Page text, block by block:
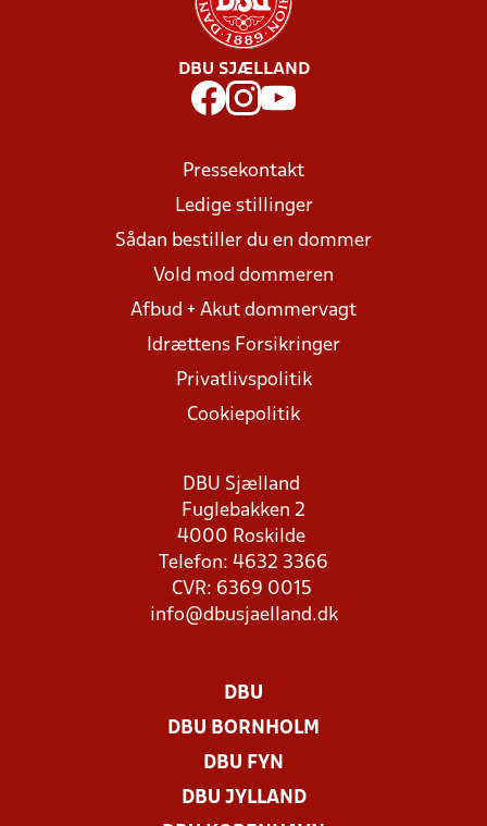
DBU SJÆLLAND
Pressekontakt
Ledige stillinger
Sådan bestiller du en dommer
Vold mod dommeren
Afbud + Akut dommervagt
Idrættens Forsikringer
Privatlivspolitik
Cookiepolitik
DBU Sjælland
Fuglebakken 2
4000 Roskilde
Telefon: 4632 3366
CVR: 6369 0015
info@dbusjaelland.dk
DBU
DBU BORNHOLM
DBU FYN
DBU JYLLAND